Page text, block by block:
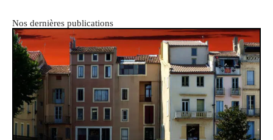
Nos dernières publications